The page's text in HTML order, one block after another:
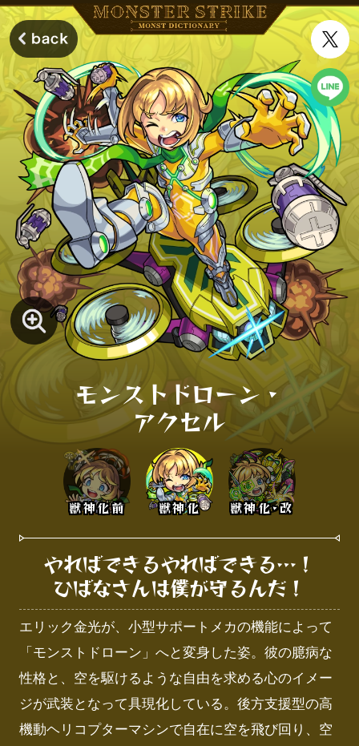
モンストドローン・
アクセル
獣神化前 獣神化 獣神化･改
やればできるやればできる…！
ひばなさんは僕が守るんだ！
エリック金光が、小型サポートメカの機能によって
「モンストドローン」へと変身した姿。彼の臆病な
性格と、空を駆けるような自由を求める心のイメー
ジが武装となって具現化している。後方支援型の高
機動ヘリコプターマシンで自在に空を飛び回り、空